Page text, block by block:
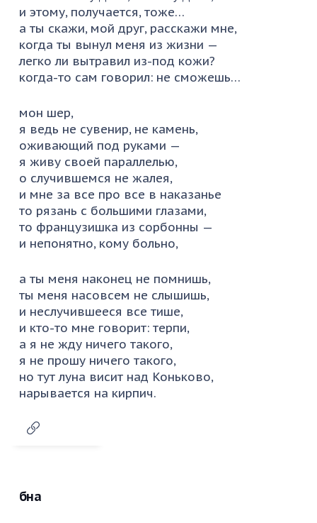
и этому, получается, тоже…
а ты скажи, мой друг, расскажи мне,
когда ты вынул меня из жизни —
легко ли вытравил из-под кожи?
когда-то сам говорил: не сможешь…
мон шер,
я ведь не сувенир, не камень,
оживающий под руками —
я живу своей параллелью,
о случившемся не жалея,
и мне за все про все в наказанье
то рязань с большими глазами,
то французишка из сорбонны —
и непонятно, кому больно,
а ты меня наконец не помнишь,
ты меня насовсем не слышишь,
и неслучившееся все тише,
и кто-то мне говорит: терпи,
а я не жду ничего такого,
я не прошу ничего такого,
но тут луна висит над Коньково,
нарывается на кирпич.
бна